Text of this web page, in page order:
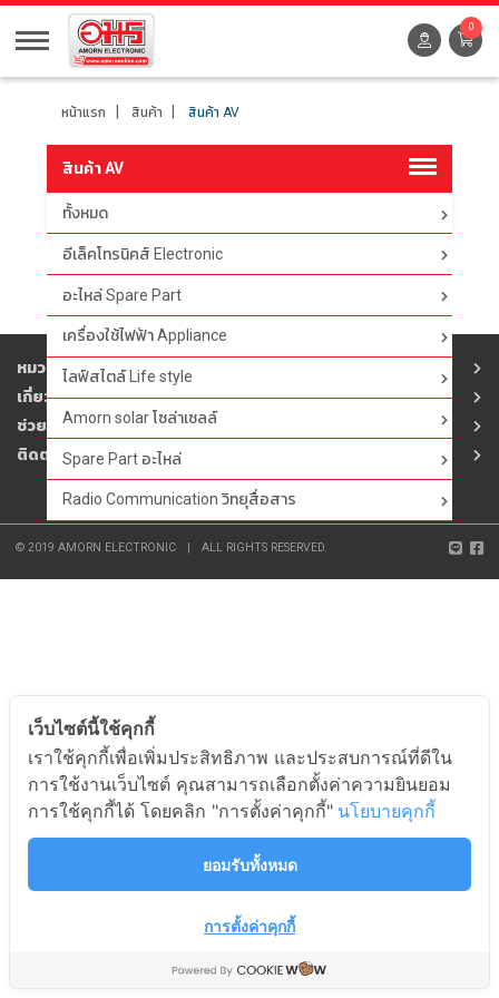
0
หน้าแรก สินค้า สินค้า AV
สินค้า AV
ทั้งหมด
อีเล็คโทรนิคส์ Electronic
อะไหล่ Spare Part
เครื่องใช้ไฟฟ้า Appliance
ไลฟ์สไตล์ Life style
Amorn solar โซล่าเซลล์
Spare Part อะไหล่
Radio Communication วิทยุสื่อสาร
ตัวกรอง
หมวดสินค้า
เกี่ยวกับอมร
ช่วยเหลือ
ติดต่ออมร
© 2019 AMORN ELECTRONIC ALL RIGHTS RESERVED.
เว็บไซต์นี้ใช้คุกกี้
เราใช้คุกกี้เพื่อเพิ่มประสิทธิภาพ และประสบการณ์ที่ดีใน
การใช้งานเว็บไซต์ คุณสามารถเลือกตั้งค่าความยินยอม
การใช้คุกกี้ได้ โดยคลิก "การตั้งค่าคุกกี้" นโยบายคุกกี้
ยอมรับทั้งหมด
การตั้งค่าคุกกี้